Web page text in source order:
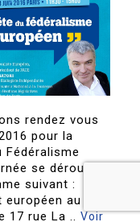
rendez vous
pour la
Fédéralisme
se déroulera
suivant : –
européen au
17 rue La ..Voir